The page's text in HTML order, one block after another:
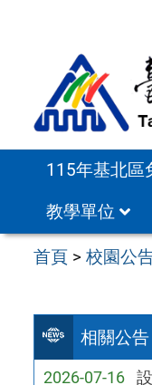
115年基北區
教學單位
首頁 >校園公
相關公告
2026-07-16